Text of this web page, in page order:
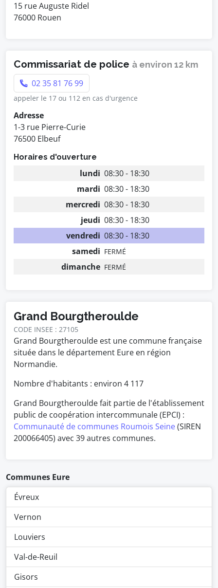
15 rue Auguste Ridel
76000 Rouen
Commissariat de police à environ 12 km
02 35 81 76 99
appeler le 17 ou 112 en cas d'urgence
Adresse
1-3 rue Pierre-Curie
76500 Elbeuf
Horaires d'ouverture
lundi 08:30 - 18:30
mardi 08:30 - 18:30
mercredi 08:30 - 18:30
jeudi 08:30 - 18:30
vendredi 08:30 - 18:30
samedi FERMÉ
dimanche FERMÉ
Grand Bourgtheroulde
CODE INSEE : 27105
Grand Bourgtheroulde est une commune française
située dans le département Eure en région
Normandie.
Nombre d'habitants : environ 4 117
Grand Bourgtheroulde fait partie de l'établissement
public de coopération intercommunale (EPCI) :
Communauté de communes Roumois Seine(SIREN
200066405) avec 39 autres communes.
Communes Eure
Évreux
Vernon
Louviers
Val-de-Reuil
Gisors